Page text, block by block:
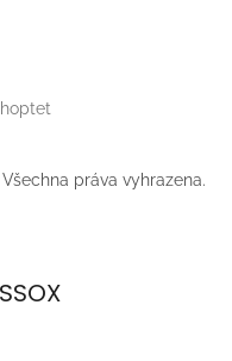
Všechna práva vyhrazena.